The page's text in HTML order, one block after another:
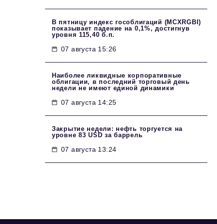
В пятницу индекс гособлигаций (MCXRGBI)
показывает падение на 0,1%, достигнув
уровня 115,40 б.п.
07 августа 15:26
Наиболее ликвидные корпоративные
облигации, в последний торговый день
недели не имеют единой динамики
07 августа 14:25
Закрытие недели: нефть торгуется на
уровне 83 USD за баррель
07 августа 13:24